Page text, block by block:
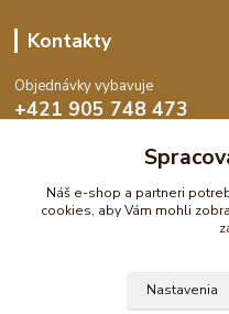
Kontakty
Objednávky vybavuje
+421 905 748 473
objednavky@dekoswet.sk
Náš e-shop a partneri
cookies, aby Vám mohli
Nastavenia